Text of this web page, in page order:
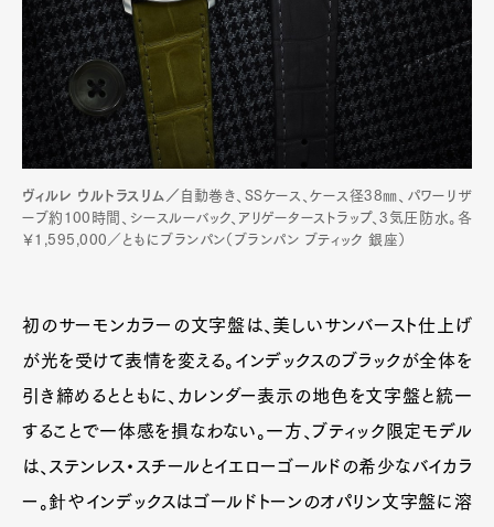
ヴィルレ ウルトラスリム／ 自動巻き、SSケース、ケース径38㎜、パワーリザ
ーブ約100時間、シースルーバック、アリゲーターストラップ、3気圧防水。各
￥1,595,000／ともにブランパン（ブランパン ブティック 銀座）
初のサーモンカラーの文字盤は、美しいサンバースト仕上げ
が光を受けて表情を変える。インデックスのブラックが全体を
引き締めるとともに、カレンダー表示の地色を文字盤と統一
することで一体感を損なわない。一方、ブティック限定モデル
は、ステンレス・スチールとイエローゴールドの希少なバイカラ
ー。針やインデックスはゴールドトーンのオパリン文字盤に溶